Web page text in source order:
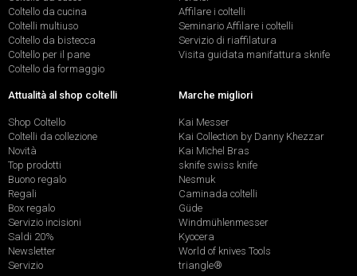
Coltello da cucina
Coltelli multiuso
Coltello da bistecca
Coltello per il pane
Coltello da formaggio
Affilare i coltelli
Seminario Affilare i coltelli
Servizio di riaffilatura
Visita guidata manifattura sknife
Attualità al shop coltelli
Shop Coltello
Coltelli da collezione
Novità
Top prodotti
Buono regalo
Regali
Box regalo
Servizio incisioni
Saldi 20%
Newsletter
Servizio
Marche migliori
Kai Messer
Kai Collection by Danny Khezzar
Kai Michel Bras
sknife swiss knife
Nesmuk
Caminada coltelli
Güde
Windmühlenmesser
Kyocera
World of knives Tools
triangle®